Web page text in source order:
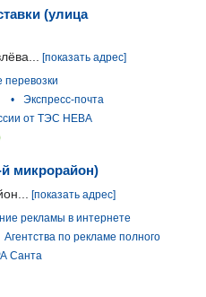
(улица
[показать адрес]
•
Экспресс-почта
от ТЭС НЕВА
й микрорайон)
[показать адрес]
рекламы в интернете
Агентства по рекламе полного
Санта